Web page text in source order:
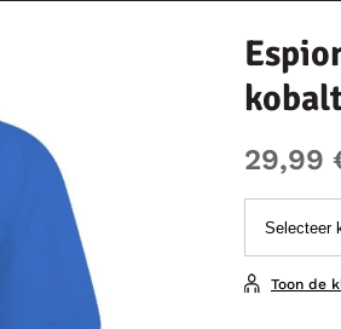
29,99
Toon de